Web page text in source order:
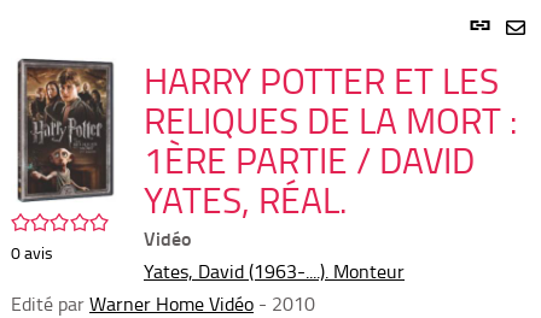
Lien
/5
0avis
HARRY POTTER ET LES
RELIQUES DE LA MORT :
1ÈRE PARTIE / DAVID
YATES, RÉAL.
Vidéo
Yates, David (1963-....). Monteur
Edité parWarner Home Vidéo - 2010